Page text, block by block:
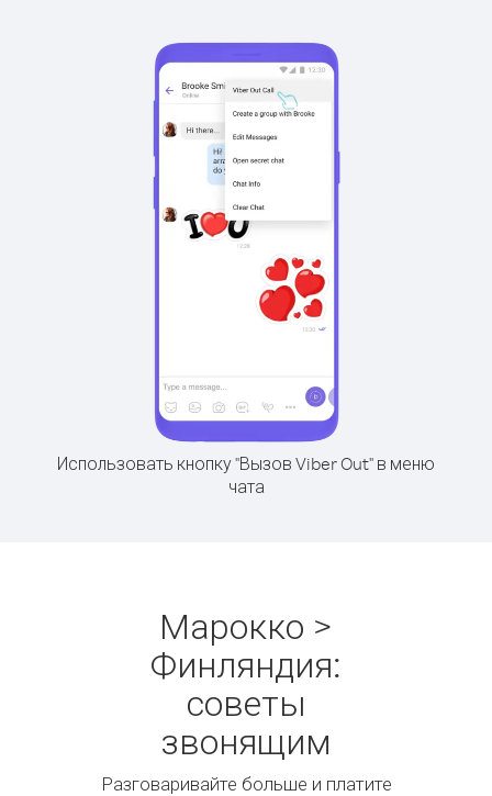
Использовать кнопку "Вызов Viber Out" в меню
чата
Марокко >
Финляндия:
советы
звонящим
Разговаривайте больше и платите